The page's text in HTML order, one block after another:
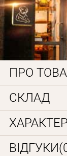
ПРО
СКЛАД
Особисті дані